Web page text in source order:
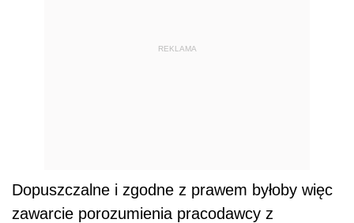
REKLAMA
Dopuszczalne i zgodne z prawem byłoby więc
zawarcie porozumienia pracodawcy z